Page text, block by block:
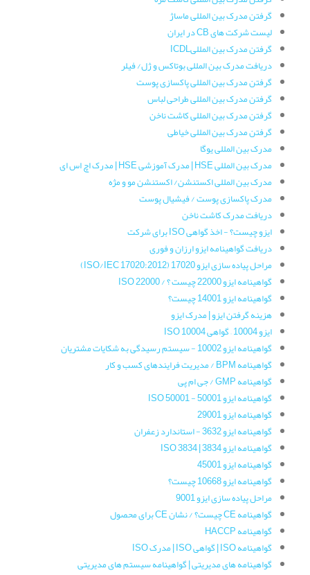
گرفتن مدرک بین المللی ماساژ
لیست شرکت های CB در ایران
گرفتن مدرک بین المللیICDL
دریافت مدرک بین المللی بوتاکس و ژل/ فیلر
گرفتن مدرک بین المللی پاکسازی پوست
گرفتن مدرک بین المللی طراحی لباس
گرفتن مدرک بین المللی کاشت ناخن
گرفتن مدرک بین المللی خیاطی
مدرک بین المللی یوگا
مدرک بین المللی HSE | مدرک آموزشی HSE | مدرک اچ اس ای
مدرک بین المللی اکستنشن/ اکستنشن مو و مژه
مدرک پاکسازی پوست / فیشیال پوست
دریافت مدرک کاشت ناخن
ایزو چیست؟ - اخذ گواهی ISO برای شرکت
دریافت گواهینامه ایزو ارزان و فوری
مراحل پیاده سازی ایزو 17020 (ISO/IEC 17020:2012)
گواهینامه ایزو 22000 چیست ؟ / ISO 22000
گواهینامه ایزو 14001 چیست؟
هزینه گرفتن ایزو | مدرک ایزو
ایزو 10004 – گواهی ISO 10004
گواهینامه‌ ایزو 10002 - سیستم رسیدگی به شکایات مشتریان
گواهینامه‌ BPM / مدیریت فرایندهای کسب و کار
گواهینامه‌ GMP / جی ام پی
گواهینامه ایزو 50001 - ISO 50001
گواهینامه‌ ایزو 29001
گواهینامه ایزو 3632 - استاندارد زعفران
گواهینامه‌ ایزو 3834 | ISO 3834
گواهینامه ایزو 45001
گواهینامه ایزو 10668 چیست؟
مراحل پیاده سازی ایزو 9001
گواهینامه CE چیست؟ / نشان CE برای محصول
گواهینامه HACCP
گواهینامه ISO | گواهی ISO | مدرک ISO
گواهینامه های مدیریتی | گواهینامه سیستم های مدیریتی